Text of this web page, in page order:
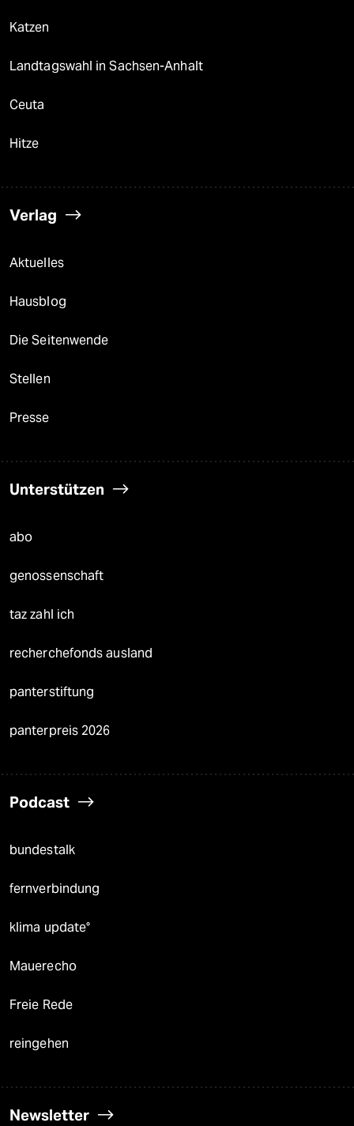
Katzen
Landtagswahl in Sachsen-Anhalt
Ceuta
Hitze
Verlag
Aktuelles
Hausblog
Die Seitenwende
Stellen
Presse
Unterstützen
abo
genossenschaft
taz zahl ich
recherchefonds ausland
panterstiftung
panterpreis 2026
Podcast
bundestalk
fernverbindung
klima update°
Mauerecho
Freie Rede
reingehen
Newsletter